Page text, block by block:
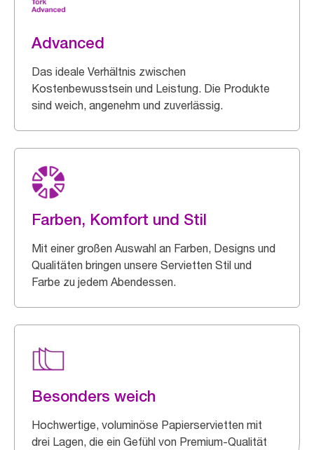
Advanced
Das ideale Verhältnis zwischen
Kostenbewusstsein und Leistung. Die Produkte
sind weich, angenehm und zuverlässig.
Farben, Komfort und Stil
Mit einer großen Auswahl an Farben, Designs und
Qualitäten bringen unsere Servietten Stil und
Farbe zu jedem Abendessen.
Besonders weich
Hochwertige, voluminöse Papierservietten mit
drei Lagen, die ein Gefühl von Premium-Qualität